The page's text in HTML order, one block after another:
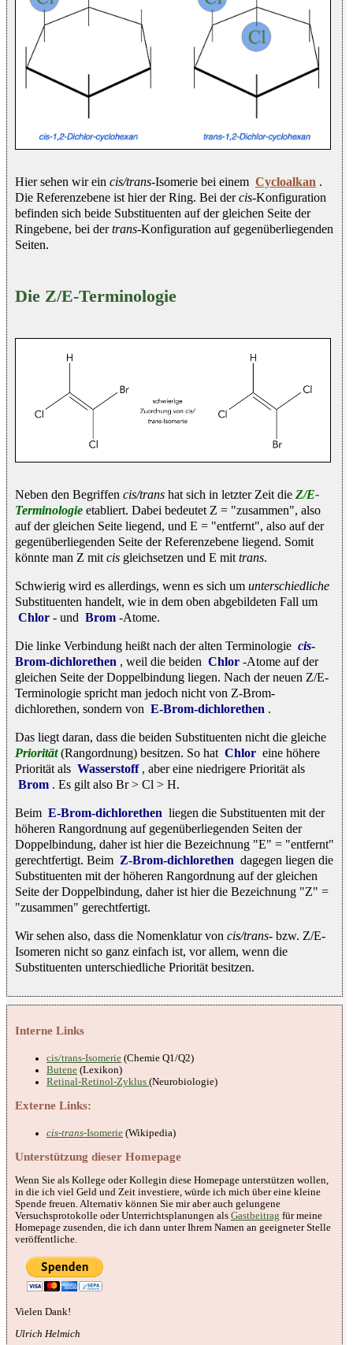
Hier sehen wir ein cis/trans-Isomerie bei einem Cycloalkan .
Die Referenzebene ist hier der Ring. Bei dercis-Konfiguration
befinden sich beide Substituenten auf der gleichen Seite der
Ringebene, bei dertrans-Konfiguration auf gegenüberliegenden
Seiten.
Die Z/E-Terminologie
Neben den Begriffen cis/trans hat sich in letzter Zeit die Z/E-
Terminologie etabliert. Dabei bedeutet Z = "zusammen", also
auf der gleichen Seite liegend, und E = "entfernt", also auf der
gegenüberliegenden Seite der Referenzebene liegend. Somit
könnte man Z mit cis gleichsetzen und E mit trans.
Schwierig wird es allerdings, wenn es sich um unterschiedliche
Substituenten handelt, wie in dem oben abgebildeten Fall um
Chlor - und Brom -Atome.
Die linke Verbindung heißt nach der alten Terminologie cis-
Brom-dichlorethen , weil die beiden Chlor -Atome auf der
gleichen Seite der Doppelbindung liegen. Nach der neuen Z/E-
Terminologie spricht man jedoch nicht von Z-Brom-
dichlorethen, sondern von E-Brom-dichlorethen .
Das liegt daran, dass die beiden Substituenten nicht die gleiche
Priorität(Rangordnung) besitzen. So hat Chlor eine höhere
Priorität als Wasserstoff , aber eine niedrigere Priorität als
Brom . Es gilt also Br > Cl > H.
Beim E-Brom-dichlorethen liegen die Substituenten mit der
höheren Rangordnung auf gegenüberliegenden Seiten der
Doppelbindung, daher ist hier die Bezeichnung "E" = "entfernt"
gerechtfertigt. Beim Z-Brom-dichlorethen dagegen liegen die
Substituenten mit der höheren Rangordnung auf der gleichen
Seite der Doppelbindung, daher ist hier die Bezeichnung "Z" =
"zusammen" gerechtfertigt.
Wir sehen also, dass die Nomenklatur von cis/trans- bzw. Z/E-
Isomeren nicht so ganz einfach ist, vor allem, wenn die
Substituenten unterschiedliche Priorität besitzen.
Interne Links
cis/trans-Isomerie (Chemie Q1/Q2)
Butene (Lexikon)
Retinal-Retinol-Zyklus (Neurobiologie)
Externe Links:
cis-trans-Isomerie (Wikipedia)
Unterstützung dieser Homepage
Wenn Sie als Kollege oder Kollegin diese Homepage unterstützen wollen,
in die ich viel Geld und Zeit investiere, würde ich mich über eine kleine
Spende freuen. Alternativ können Sie mir aber auch gelungene
Versuchsprotokolle oder Unterrichtsplanungen als Gastbeitrag für meine
Homepage zusenden, die ich dann unter Ihrem Namen an geeigneter Stelle
veröffentliche.
Vielen Dank!
Ulrich Helmich